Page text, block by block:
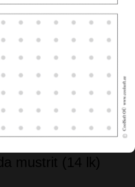
mustrit (14 lk)